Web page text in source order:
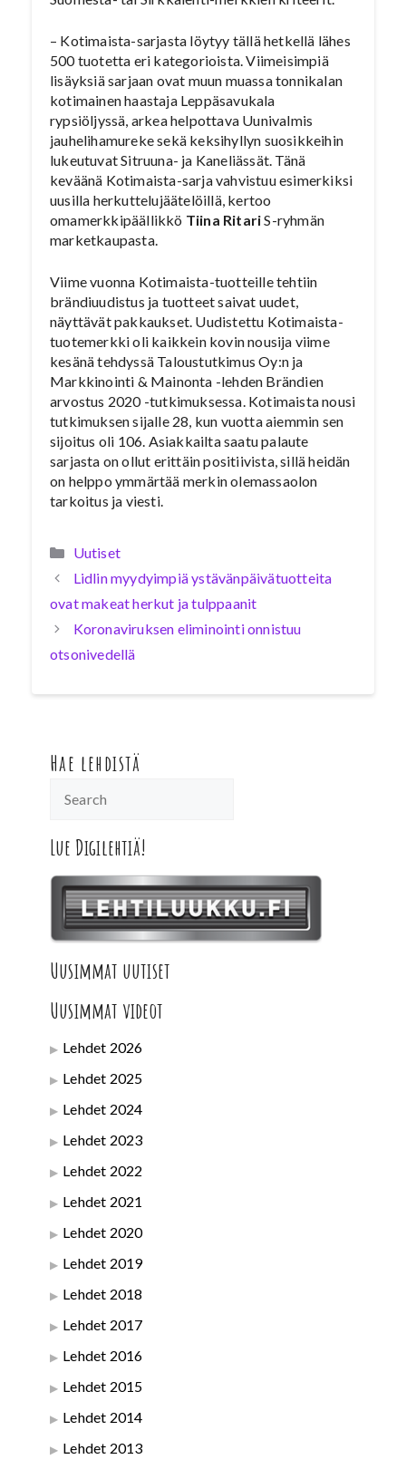
– Kotimaista-sarjasta löytyy tällä hetkellä lähes
500 tuotetta eri kategorioista. Viimeisimpiä
lisäyksiä sarjaan ovat muun muassa tonnikalan
kotimainen haastaja Leppäsavukala
rypsiöljyssä, arkea helpottava Uunivalmis
jauhelihamureke sekä keksihyllyn suosikkeihin
lukeutuvat Sitruuna- ja Kaneliässät. Tänä
keväänä Kotimaista-sarja vahvistuu esimerkiksi
uusilla herkuttelujäätelöillä, kertoo
omamerkkipäällikkö Tiina RitariS-ryhmän
marketkaupasta.
Viime vuonna Kotimaista-tuotteille tehtiin
brändiuudistus ja tuotteet saivat uudet,
näyttävät pakkaukset. Uudistettu Kotimaista-
tuotemerkki oli kaikkein kovin nousija viime
kesänä tehdyssä Taloustutkimus Oy:n ja
Markkinointi & Mainonta -lehden Brändien
arvostus 2020 -tutkimuksessa. Kotimaista nousi
tutkimuksen sijalle 28, kun vuotta aiemmin sen
sijoitus oli 106. Asiakkailta saatu palaute
sarjasta on ollut erittäin positiivista, sillä heidän
on helppo ymmärtää merkin olemassaolon
tarkoitus ja viesti.
Kategoriat
Uutiset
Lidlin myydyimpiä ystävänpäivätuotteita
ovat makeat herkut ja tulppaanit
Koronaviruksen eliminointi onnistuu
otsonivedellä
Hae lehdistä
Lue Digilehtiä!
Uusimmat uutiset
Uusimmat videot
Lehdet 2026
Lehdet 2025
Lehdet 2024
Lehdet 2023
Lehdet 2022
Lehdet 2021
Lehdet 2020
Lehdet 2019
Lehdet 2018
Lehdet 2017
Lehdet 2016
Lehdet 2015
Lehdet 2014
Lehdet 2013